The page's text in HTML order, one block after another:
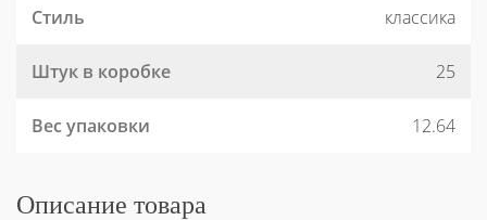
Стиль классика
Штук в коробке 25
Вес упаковки 12.64
Описание товара